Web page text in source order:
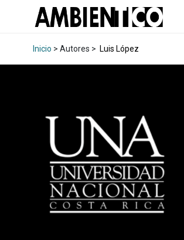
Inicio > Autores > Luis López